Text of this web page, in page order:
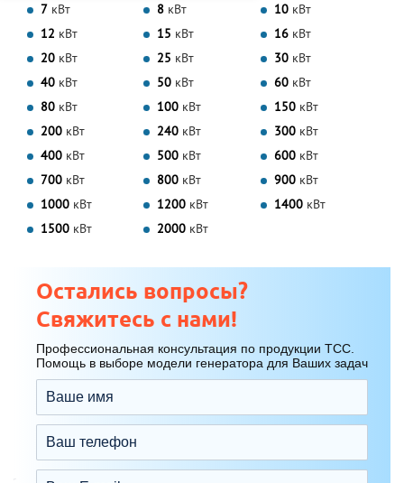
7 кВт 8 кВт 10 кВт
12 кВт 15 кВт 16 кВт
20 кВт 25 кВт 30 кВт
40 кВт 50 кВт 60 кВт
80 кВт 100 кВт 150 кВт
200 кВт 240 кВт 300 кВт
400 кВт 500 кВт 600 кВт
700 кВт 800 кВт 900 кВт
1000 кВт 1200 кВт 1400 кВт
1500 кВт 2000 кВт
Остались вопросы?
Свяжитесь с нами!
Профессиональная консультация по продукции ТСС.
Помощь в выборе модели генератора для Ваших задач